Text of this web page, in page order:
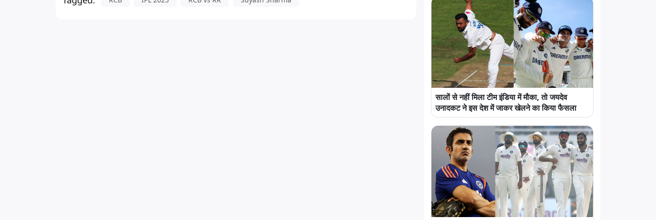
सालों से नहीं मिला टीम इंडिया में मौका, तो जयदेव
उनादकट ने इस देश में जाकर खेलने का किया फैसला